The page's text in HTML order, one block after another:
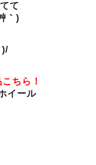
て
｀)
ちら！
イール